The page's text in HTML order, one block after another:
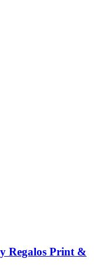
Regalos Print &